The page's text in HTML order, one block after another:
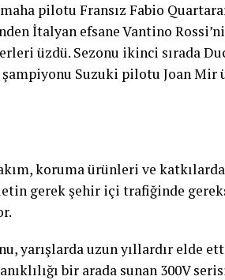
pilotu Fransız Fabio
İtalyan efsane Vantino
üzdü. Sezonu ikinci sırada
Suzuki pilotu Joan Mir
koruma ürünleri ve
gerek şehir içi trafiğinde
yarışlarda uzun yıllardır elde
bir arada sunan 300V